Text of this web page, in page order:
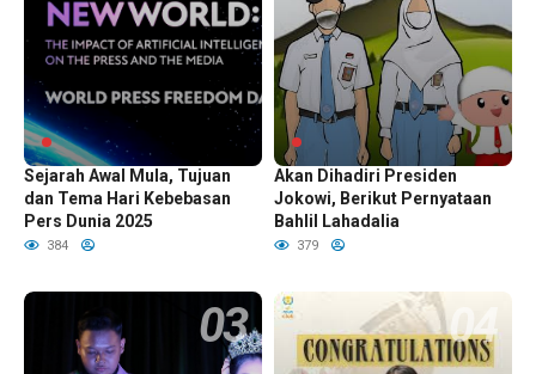
Generasi Muda Harus Tahu
Sejarah Awal Mula, Tujuan
dan Tema Hari Kebebasan
Pers Dunia 2025
384
Hari Anak Nasional di Papua
Akan Dihadiri Presiden
Jokowi, Berikut Pernyataan
Bahlil Lahadalia
379